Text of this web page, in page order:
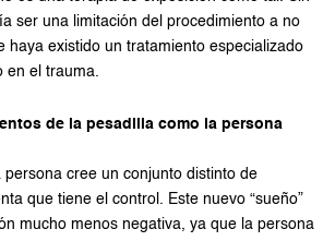
ser una limitación del procedimiento a no
haya existido un tratamiento especializado
en el trauma.
de la pesadilla como la persona
persona cree un conjunto distinto de
que tiene el control. Este nuevo “sueño”
mucho menos negativa, ya que la persona